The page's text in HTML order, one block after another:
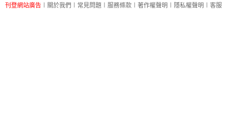
刊登網站廣告 關於我們 常見問題 服務條款 著作權聲明 隱私權聲明 客服